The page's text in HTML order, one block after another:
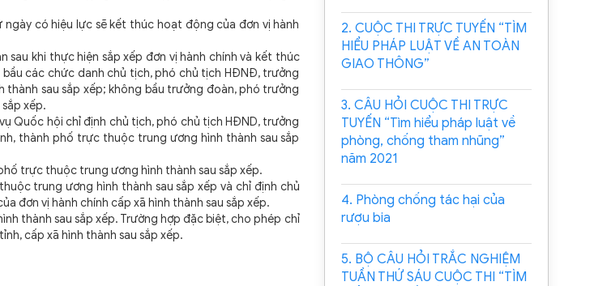
có hiệu lực sẽ kết thúc hoạt động của đơn vị hành
khi thực hiện sắp xếp đơn vị hành chính và kết thúc
các chức danh chủ tịch, phó chủ tịch HĐNĐ, trưởng
thành sau sắp xếp; không bầu trưởng đoàn, phó trưởng
xếp.
Quốc hội chỉ định chủ tịch, phó chủ tịch HĐND, trưởng
thành phố trực thuộc trung ương hình thành sau sắp
trực thuộc trung ương hình thành sau sắp xếp.
trung ương hình thành sau sắp xếp và chỉ định chủ
đơn vị hành chính cấp xã hình thành sau sắp xếp.
thành sau sắp xếp. Trường hợp đặc biệt, cho phép chỉ
cấp xã hình thành sau sắp xếp.
2. CUỘC THI TRỰC TUYẾN “TÌM
HIỂU PHÁP LUẬT VỀ AN TOÀN
GIAO THÔNG”
3. CÂU HỎI CUỘC THI TRỰC
TUYẾN “Tìm hiểu pháp luật về
phòng, chống tham nhũng”
năm 2021
4. Phòng chống tác hại của
rượu bia
5. BỘ CÂU HỎI TRẮC NGHIỆM
TUẦN THỨ SÁU CUỘC THI “TÌM